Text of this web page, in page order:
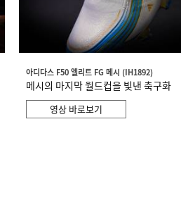
아디다스 F50 엘리트 FG 메시 (IH1892)
메시의 마지막 월드컵을 빛낸 축구화
영상 바로보기